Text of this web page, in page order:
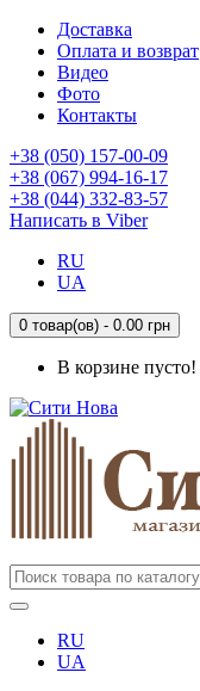
Доставка
Оплата и возврат
Видео
Фото
Контакты
+38 (050) 157-00-09
+38 (067) 994-16-17
+38 (044) 332-83-57
Написать в Viber
RU
UA
0 товар(ов) - 0.00 грн
В корзине пусто!
RU
UA